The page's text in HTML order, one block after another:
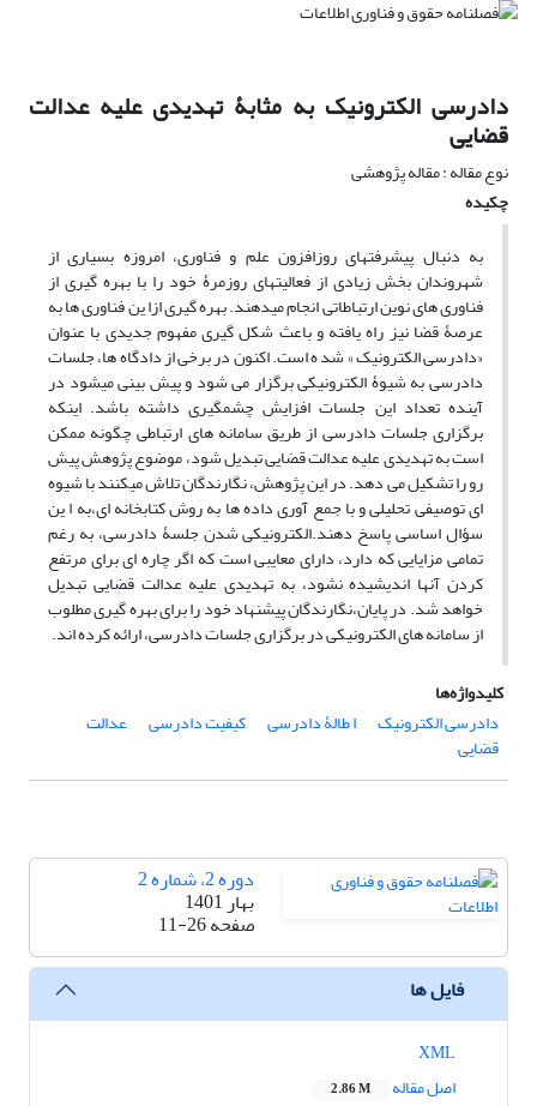
دادرسی الکترونیک به مثابۀ تهدیدی علیه عدالت
قضایی
نوع مقاله : مقاله پژوهشی
چکیده
به دنبال پیشرفتهای روزافزون علم و فناوری، امروزه بسیاری از
شهروندان بخش زیادی از فعالیتهای روزمرۀ خود را با بهره گیری از
فناوری های نوین ارتباطاتی انجام میدهند. بهره گیری ازا ین فناوری ها به
عرصۀ قضا نیز راه یافته و باعث شکل گیری مفهوم جدیدی با عنوان
«دادرسی الکترونیک » شد ه است. اکنون در برخی از دادگاه ها، جلسات
دادرسی به شیوۀ الکترونیکی برگزار می شود و پیش بینی میشود در
آینده تعداد این جلسات افزایش چشمگیری داشته باشد. اینکه
برگزاری جلسات دادرسی از طریق سامانه های ارتباطی چگونه ممکن
است به تهدیدی علیه عدالت قضایی تبدیل شود، موضوع پژوهش پیش
رو را تشکیل می دهد. در این پژوهش، نگارندگان تلاش میکنند با شیوه
ای توصیفی تحلیلی و با جمع آوری داده ها به روش کتابخانه ای،به ا ین
سؤال اساسی پاسخ دهند.الکترونیکی شدن جلسۀ دادرسی، به رغم
تمامی مزایایی که دارد، دارای معایبی است که اگر چاره ای برای مرتفع
کردن آنها اندیشیده نشود، به تهدیدی علیه عدالت قضایی تبدیل
خواهد شد. در پایان،نگارندگان پیشنهاد خود را برای بهره گیری مطلوب
از سامانه های الکترونیکی در برگزاری جلسات دادرسی، ارائه کرده اند.
کلیدواژه‌ها
دادرسی الکترونیک
ا طالۀ دادرسی کیفیت دادرسی عدالت
قضایی
دوره 2، شماره 2
بهار 1401
صفحه11-26
فایل ها
اصل مقاله
2.86 M